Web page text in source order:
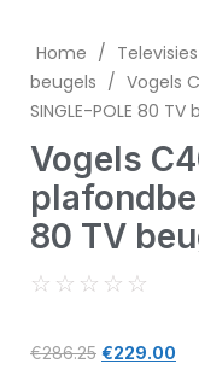
Home / Televisies
beugels / Vogels
SINGLE-POLE 80
Vogels
80 TV
☆ ☆ ☆ ☆ ☆
€286.25 €229.00